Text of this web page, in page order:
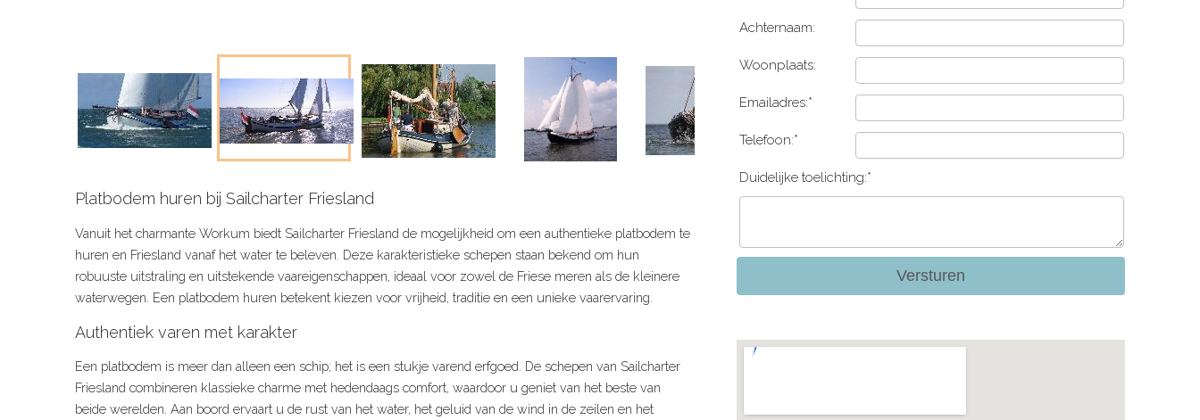
Platbodem huren bij Sailcharter Friesland
Vanuit het charmante Workum biedt Sailcharter Friesland de mogelijkheid om een authentieke platbodem te
huren en Friesland vanaf het water te beleven. Deze karakteristieke schepen staan bekend om hun
robuuste uitstraling en uitstekende vaareigenschappen, ideaal voor zowel de Friese meren als de kleinere
waterwegen. Een platbodem huren betekent kiezen voor vrijheid, traditie en een unieke vaarervaring.
Authentiek varen met karakter
Een platbodem is meer dan alleen een schip; het is een stukje varend erfgoed. De schepen van Sailcharter
Friesland combineren klassieke charme met hedendaags comfort, waardoor u geniet van het beste van
beide werelden. Aan boord ervaart u de rust van het water, het geluid van de wind in de zeilen en het
Achternaam:
Woonplaats:
Emailadres:*
Telefoon:*
Duidelijke toelichting:*